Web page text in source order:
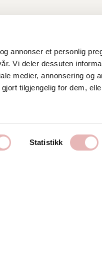
annonser et personlig
Vi deler dessuten
medier, annonsering og
tilgjengelig for dem,
Statistikk
AS